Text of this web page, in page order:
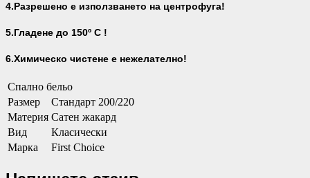
4.Разрешено е използването на центрофуга!
5.Гладене до 150º С !
6.Химическо чистене е нежелателно!
Спално бельо
Размер
Стандарт 200/220
Материя Сатен жакард
Вид
Класически
Марка
First Choice